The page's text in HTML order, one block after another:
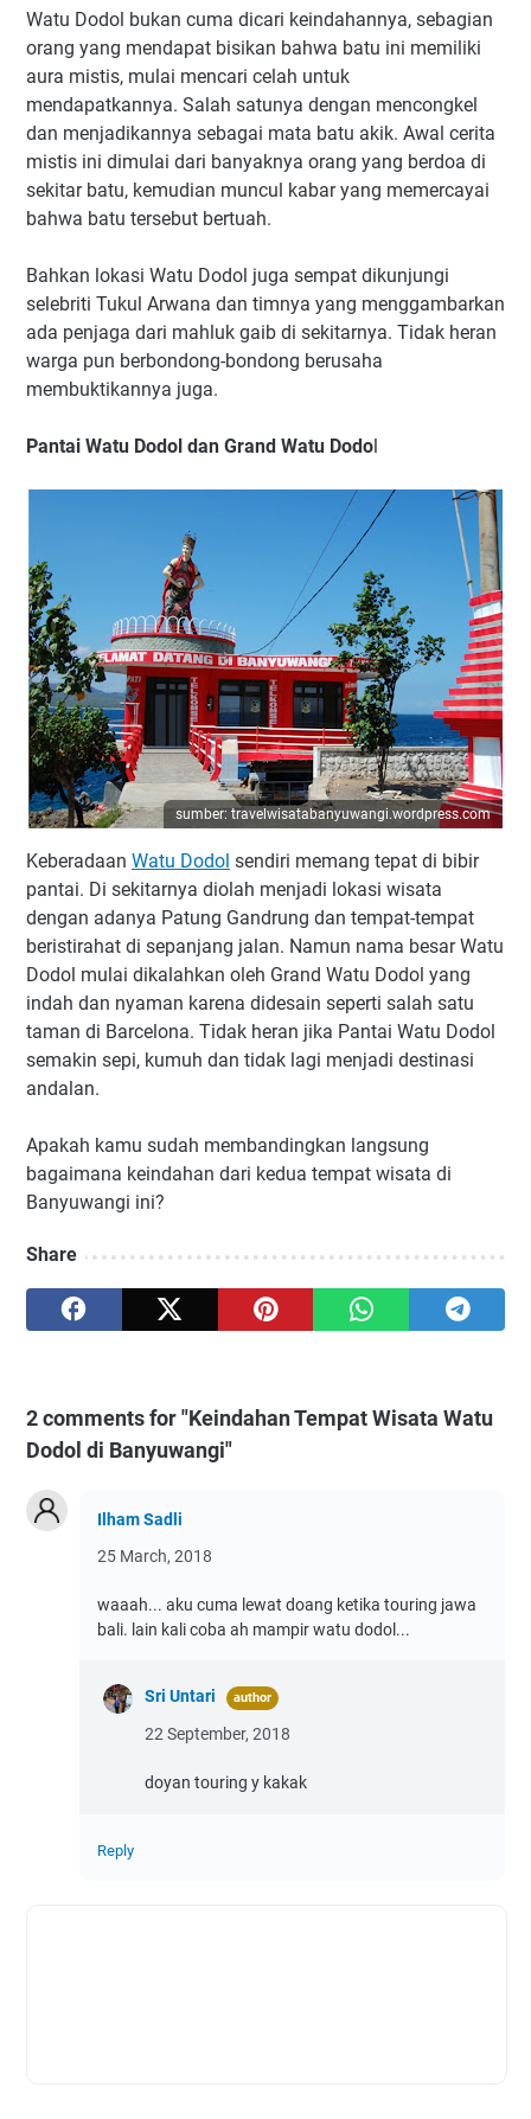
Watu Dodol bukan cuma dicari keindahannya, sebagian
orang yang mendapat bisikan bahwa batu ini memiliki
aura mistis, mulai mencari celah untuk
mendapatkannya. Salah satunya dengan mencongkel
dan menjadikannya sebagai mata batu akik. Awal cerita
mistis ini dimulai dari banyaknya orang yang berdoa di
sekitar batu, kemudian muncul kabar yang memercayai
bahwa batu tersebut bertuah.
Bahkan lokasi Watu Dodol juga sempat dikunjungi
selebriti Tukul Arwana dan timnya yang menggambarkan
ada penjaga dari mahluk gaib di sekitarnya. Tidak heran
warga pun berbondong-bondong berusaha
membuktikannya juga.
Pantai Watu Dodol dan Grand Watu Dodo
sumber: travelwisatabanyuwangi.wordpress.com
Keberadaan Watu Dodol sendiri memang tepat di bibir
pantai. Di sekitarnya diolah menjadi lokasi wisata
dengan adanya Patung Gandrung dan tempat-tempat
beristirahat di sepanjang jalan. Namun nama besar Watu
Dodol mulai dikalahkan oleh Grand Watu Dodol yang
indah dan nyaman karena didesain seperti salah satu
taman di Barcelona. Tidak heran jika Pantai Watu Dodol
semakin sepi, kumuh dan tidak lagi menjadi destinasi
andalan.
Apakah kamu sudah membandingkan langsung
bagaimana keindahan dari kedua tempat wisata di
Banyuwangi ini?
Share
2 comments for "Keindahan Tempat Wisata Watu
Dodol di Banyuwangi"
Ilham Sadli
25 March, 2018
waaah... aku cuma lewat doang ketika touring jawa
bali. lain kali coba ah mampir watu dodol...
Sri Untari
22 September, 2018
doyan touring y kakak
Reply